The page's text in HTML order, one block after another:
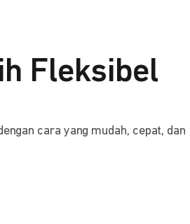
Fleksibel
cara yang mudah, cepat, dan